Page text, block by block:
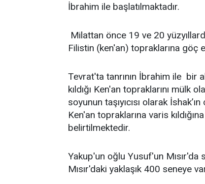
İbrahim ile başlatılmaktadır.
Milattan önce 19 ve 20
Filistin (ken'an) topraklarına
Tevrat'ta tanrının İbrahim ile bir
kıldığı Ken'an topraklarını
soyunun taşıyıcısı olarak
Ken'an topraklarına varis
belirtilmektedir.
Yakup'un oğlu Yusuf'un Mısır'da
Mısır'daki yaklaşık 400 seneye